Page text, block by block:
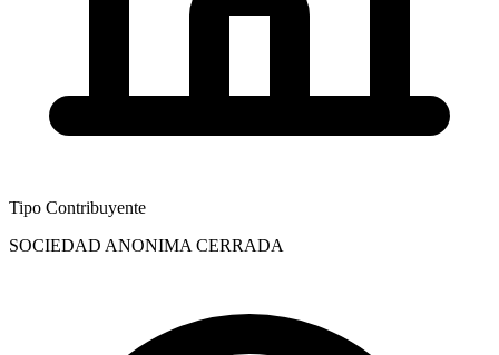
Tipo Contribuyente
SOCIEDAD ANONIMA CERRADA